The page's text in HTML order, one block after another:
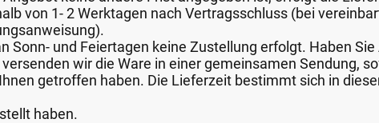
von 1- 2 Werktagen nach Vertragsschluss (bei
Sonn- und Feiertagen keine Zustellung erfolgt. Haben
wir die Ware in einer gemeinsamen Sendung,
getroffen haben. Die Lieferzeit bestimmt sich in
haben.